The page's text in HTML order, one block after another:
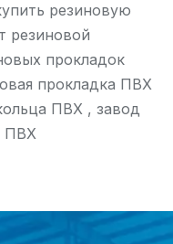
резиновую
резиновой
прокладок
прокладка ПВХ
ПВХ , завод
ПВХ